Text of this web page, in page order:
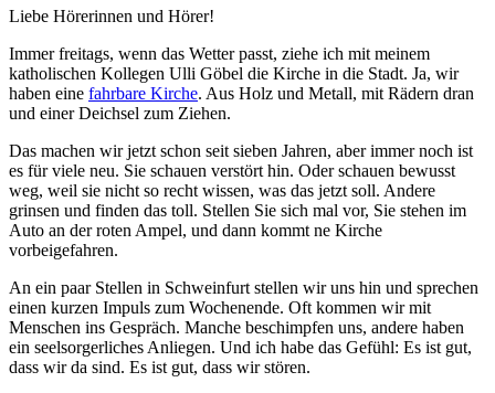
Liebe Hörerinnen und Hörer!
Immer freitags, wenn das Wetter passt, ziehe ich mit meinem
katholischen Kollegen Ulli Göbel die Kirche in die Stadt. Ja, wir
haben eine fahrbare Kirche. Aus Holz und Metall, mit Rädern dran
und einer Deichsel zum Ziehen.
Das machen wir jetzt schon seit sieben Jahren, aber immer noch ist
es für viele neu. Sie schauen verstört hin. Oder schauen bewusst
weg, weil sie nicht so recht wissen, was das jetzt soll. Andere
grinsen und finden das toll. Stellen Sie sich mal vor, Sie stehen im
Auto an der roten Ampel, und dann kommt ne Kirche
vorbeigefahren.
An ein paar Stellen in Schweinfurt stellen wir uns hin und sprechen
einen kurzen Impuls zum Wochenende. Oft kommen wir mit
Menschen ins Gespräch. Manche beschimpfen uns, andere haben
ein seelsorgerliches Anliegen. Und ich habe das Gefühl: Es ist gut,
dass wir da sind. Es ist gut, dass wir stören.